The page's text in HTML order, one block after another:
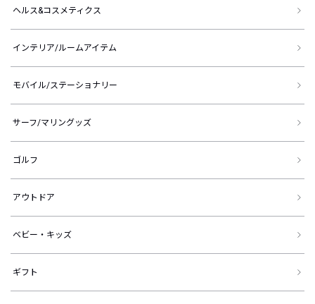
ヘルス&コスメティクス
インテリア/ルームアイテム
モバイル/ステーショナリー
サーフ/マリングッズ
ゴルフ
アウトドア
ベビー・キッズ
ギフト